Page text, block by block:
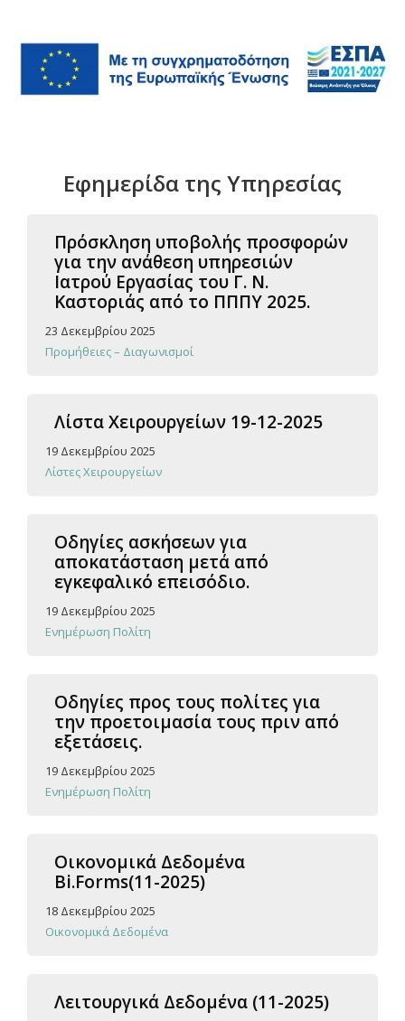
Εφημερίδα της Υπηρεσίας
Πρόσκληση υποβολής προσφορών
για την ανάθεση υπηρεσιών
Ιατρού Εργασίας του Γ. Ν.
Καστοριάς από το ΠΠΠΥ 2025.
23 Δεκεμβρίου 2025
Προμήθειες – Διαγωνισμοί
Λίστα Χειρουργείων 19-12-2025
19 Δεκεμβρίου 2025
Λίστες Χειρουργείων
Οδηγίες ασκήσεων για
αποκατάσταση μετά από
εγκεφαλικό επεισόδιο.
19 Δεκεμβρίου 2025
Ενημέρωση Πολίτη
Οδηγίες προς τους πολίτες για
την προετοιμασία τους πριν από
εξετάσεις.
19 Δεκεμβρίου 2025
Ενημέρωση Πολίτη
Οικονομικά Δεδομένα
Bi.Forms(11-2025)
18 Δεκεμβρίου 2025
Οικονομικά Δεδομένα
Λειτουργικά Δεδομένα (11-2025)